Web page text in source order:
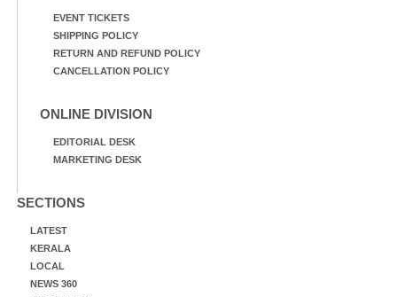
EVENT TICKETS
SHIPPING POLICY
RETURN AND REFUND POLICY
CANCELLATION POLICY
ONLINE DIVISION
EDITORIAL DESK
MARKETING DESK
SECTIONS
LATEST
KERALA
LOCAL
NEWS 360